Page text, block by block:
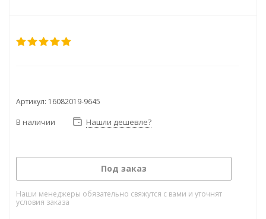
Артикул: 16082019-9645
В наличии Нашли дешевле?
Под заказ
Наши менеджеры обязательно свяжутся с вами и уточнят
условия заказа